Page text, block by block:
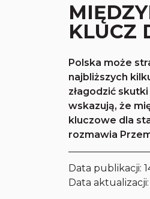
KLUCZ
Polska może
najbliższych
złagodzić
wskazują, że
kluczowe dla
rozmawia
Data publikacji:
Data aktualizacji: